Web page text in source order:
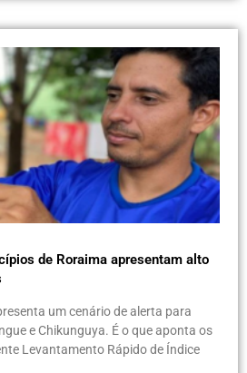
de Roraima apresentam alto
um cenário de alerta para
e Chikunguya. É o que aponta os
Levantamento Rápido de Índice